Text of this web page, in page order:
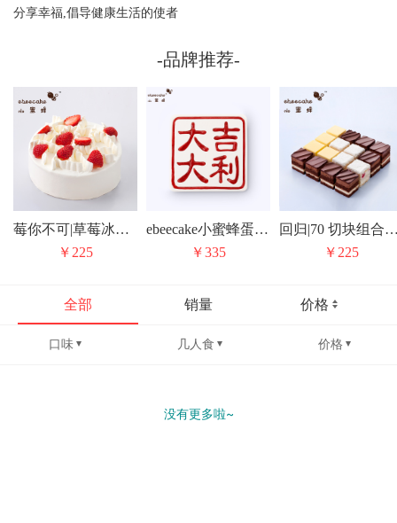
分享幸福,倡导健康生活的使者
-品牌推荐-
莓你不可|草莓冰激凌蛋糕
￥225
ebeecake小蜜蜂蛋糕栗子蛋糕印章慕斯生日蛋糕北京同城配送
￥335
回归|70 切块组
￥225
全部 销量 价格
口味 几人食 价格
没有更多啦~